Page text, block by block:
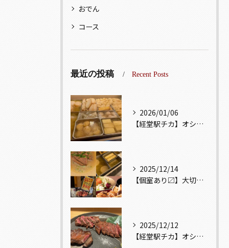
おでん
コース
最近の投稿 Recent Posts
2026/01/06
【経堂駅チカ】オシャレ居酒屋🏮出汁が美味しいおでんがオススメ...
2025/12/14
【個室あり〼】大切な記念日、お祝い事でのご来店ぜひお待ちして...
2025/12/12
【経堂駅チカ】オシャレ居酒屋🏮自慢のお肉が楽しめる🐃お得なコ...